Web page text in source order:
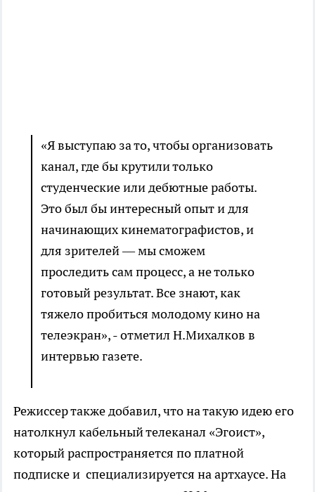
«Я выступаю за то, чтобы организовать
канал, где бы крутили только
студенческие или дебютные работы.
Это был бы интересный опыт и для
начинающих кинематографистов, и
для зрителей — мы сможем
проследить сам процесс, а не только
готовый результат. Все знают, как
тяжело пробиться молодому кино на
телеэкран», - отметил Н.Михалков в
интервью газете.
Режиссер также добавил, что на такую идею его
натолкнул кабельный телеканал «Эгоист»,
который распространяется по платной
подписке и специализируется на артхаусе. На